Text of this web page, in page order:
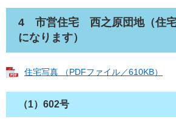
4 市営住宅 西之原団地（住宅
になります）
住宅写真 （PDFファイル／610KB）
（1）602号